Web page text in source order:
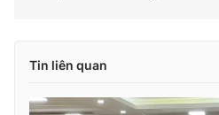
Tin liên quan